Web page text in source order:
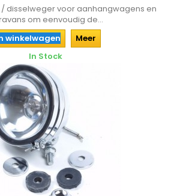
disselweger voor aanhangwagens en
om eenvoudig de...
winkelwagen
Meer
In Stock